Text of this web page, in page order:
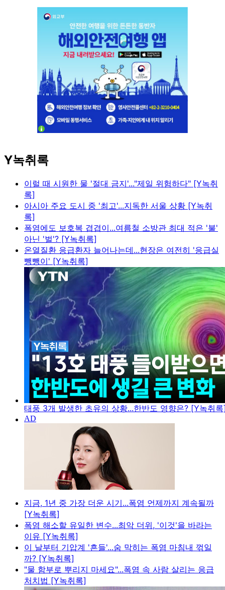
Y녹취록
이럴 때 시원한 물 '절대 금지'..."제일 위험하다" [Y녹취
록]
아시아 주요 도시 중 '최고'...지독한 서울 상황 [Y녹취
록]
폭염에도 보호복 겹겹이...여름철 소방관 최대 적은 '불'
아닌 '벌'? [Y녹취록]
온열질환 응급환자 늘어나는데...현장은 여전히 '응급실
뺑뺑이' [Y녹취록]
태풍 3개 발생한 초유의 상황...한반도 영향은? [Y녹취
지금, 1년 중 가장 더운 시기...폭염 언제까지 계속될까
[Y녹취록]
폭염 해소할 유일한 변수...최악 더위, '이것'을 바라는
이유 [Y녹취록]
이 날부터 기압계 '흔들'...숨 막히는 폭염 마침내 꺾일
까? [Y녹취록]
"물 함부로 뿌리지 마세요"...폭염 속 사람 살리는 응급
처치법 [Y녹취록]